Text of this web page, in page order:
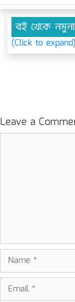
বই থেকে
(Click to expand)
Leave a
Name
Email